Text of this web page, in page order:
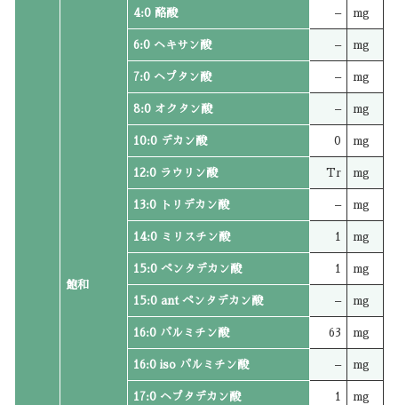
飽和
4:0 酪酸 – mg
6:0 ヘキサン酸 – mg
7:0 ヘプタン酸 – mg
8:0 オクタン酸 – mg
10:0 デカン酸 0 mg
12:0 ラウリン酸 Tr mg
13:0 トリデカン酸 – mg
14:0 ミリスチン酸 1 mg
15:0 ペンタデカン酸 1 mg
15:0 ant ペンタデカン酸 – mg
16:0 パルミチン酸 63 mg
16:0 iso パルミチン酸 – mg
17:0 ヘプタデカン酸 1 mg